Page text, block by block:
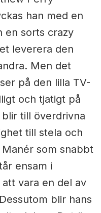
han med en
en sorts crazy
leverera den
Men det
på den lilla TV-
och tjatigt på
till överdrivna
till stela och
som snabbt
ensam i
vara en del av
blir hans